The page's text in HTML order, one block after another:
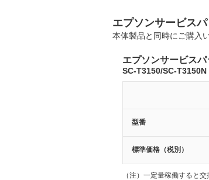
エプソンサービスパ
本体製品と同時にご購入
エプソンサービス
SC-T3150/SC-T3150N
型番
標準価格（税別）
（注） 一定量稼働すると交